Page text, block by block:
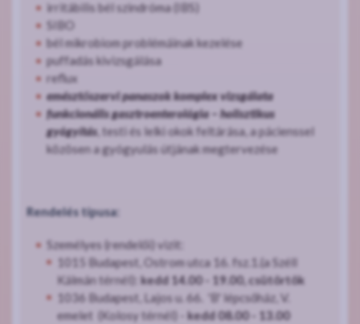
irritábilis bél szindróma (IBS)
SIBO
bél mikrobiom problémáinak kezelése
puffadás kivizsgálása
reflux
emésztőszervi panaszok komplex vizsgálata
funkcionális gasztroenterológia – holisztikus
gyógyítás, testi és lelki okok feltárása, a pácienssel
közösen a gyógyulás útjának megtervezése
Rendelés típusa:
Személyes (rendelői) vizit:
1015 Budapest, Ostrom utca 16. fsz.1.(a Széll
Kálmán térnél): kedd 14.00 - 19.00, csütörtök
1036 Budapest, Lajos u. 66. 'B' lépcsőház, V.
emelet (Kolosy térnél) - kedd 08.00 - 13.00